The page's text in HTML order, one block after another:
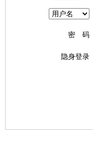
密 码
隐身登录